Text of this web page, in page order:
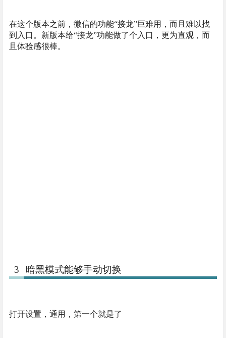
在这个版本之前，微信的功能“接龙”巨难用，而且难以找
到入口。新版本给“接龙”功能做了个入口，更为直观，而
且体验感很棒。
3 暗黑模式能够手动切换
打开设置，通用，第一个就是了